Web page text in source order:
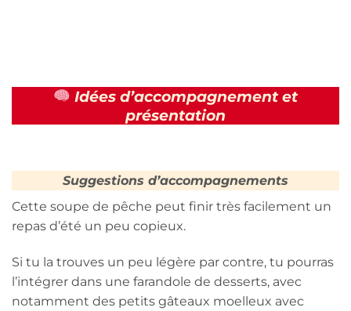
Idées d’accompagnement et
présentation
Suggestions d’accompagnements
Cette soupe de pêche peut finir très facilement un
repas d’été un peu copieux.
Si tu la trouves un peu légère par contre, tu pourras
l’intégrer dans une farandole de desserts, avec
notamment des petits gâteaux moelleux avec